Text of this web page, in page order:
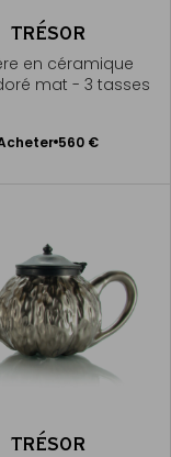
TRÉSOR
en céramique
mat - 3 tasses
560 €
Ajouter
TRÉSOR